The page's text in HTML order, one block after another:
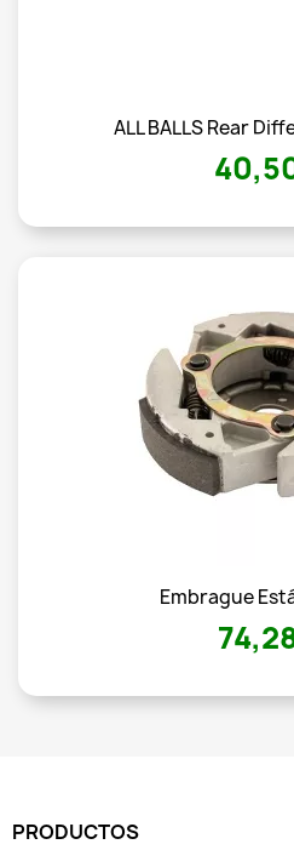
ALL BALLS Rear
Embrague
PRODUCTOS